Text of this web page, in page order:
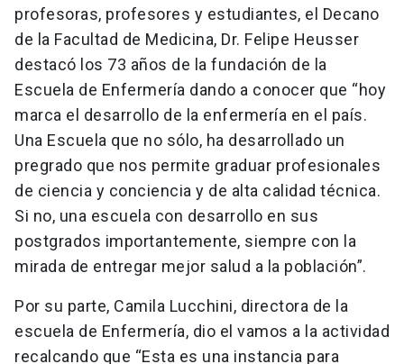
profesoras, profesores y estudiantes, el Decano
de la Facultad de Medicina, Dr. Felipe Heusser
destacó los 73 años de la fundación de la
Escuela de Enfermería dando a conocer que “hoy
marca el desarrollo de la enfermería en el país.
Una Escuela que no sólo, ha desarrollado un
pregrado que nos permite graduar profesionales
de ciencia y conciencia y de alta calidad técnica.
Si no, una escuela con desarrollo en sus
postgrados importantemente, siempre con la
mirada de entregar mejor salud a la población”.
Por su parte, Camila Lucchini, directora de la
escuela de Enfermería, dio el vamos a la actividad
recalcando que “Esta es una instancia para